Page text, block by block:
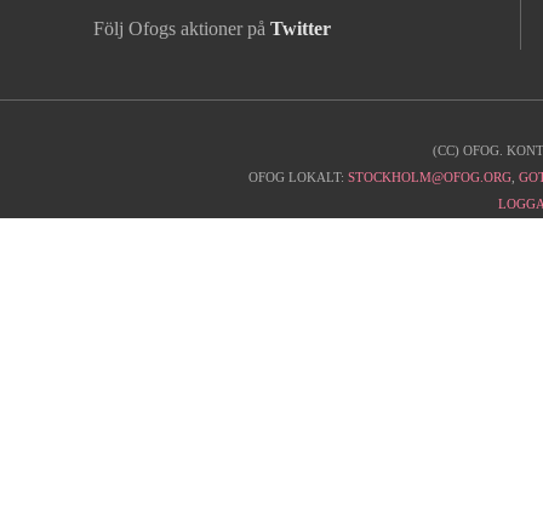
Följ Ofogs aktioner på Twitter
(CC) OFOG.
OFOG LOKALT:STOCKHOLM@OFOG.ORG ,